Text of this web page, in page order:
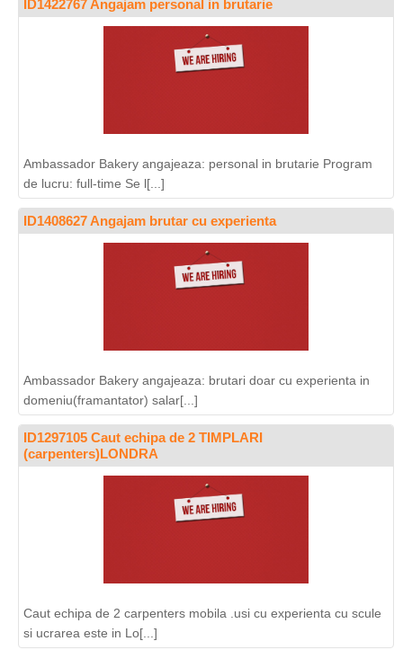
ID1422767 Angajam personal in brutarie
Ambassador Bakery angajeaza: personal in brutarie Program
de lucru: full-time Se l[...]
ID1408627 Angajam brutar cu experienta
Ambassador Bakery angajeaza: brutari doar cu experienta in
domeniu(framantator) salar[...]
ID1297105 Caut echipa de 2 TIMPLARI
(carpenters)LONDRA
Caut echipa de 2 carpenters mobila .usi cu experienta cu scule
si ucrarea este in Lo[...]